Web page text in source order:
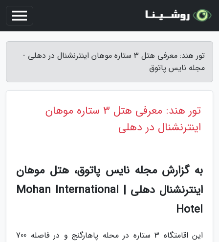
تور هند: معرفی هتل 3 ستاره موهان اینترنشنال در دهلی -
مجله نایس پاتوق
تور هند: معرفی هتل 3 ستاره موهان
اینترنشنال در دهلی
به گزارش مجله نایس پاتوق، هتل موهان
اینترنشنال دهلی | Mohan International
Hotel
این اقامتگاه 3 ستاره در محله پاهارگنج و در فاصله 700